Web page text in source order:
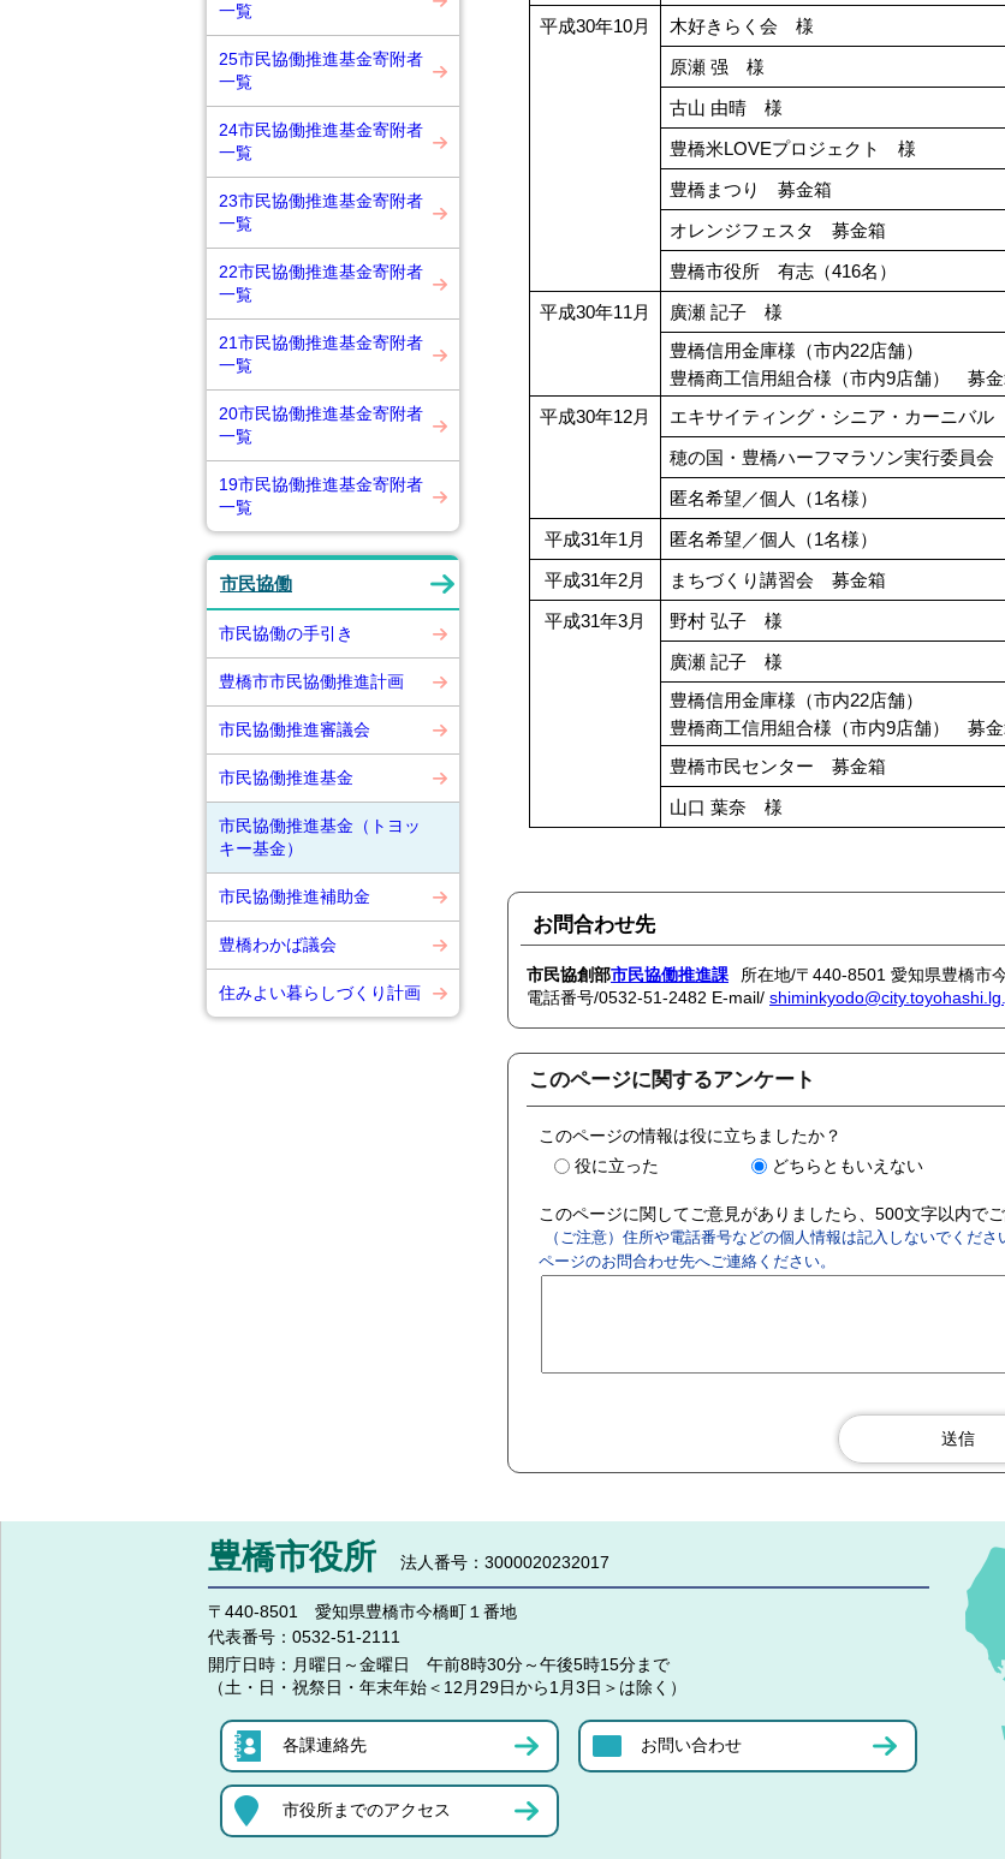
一覧
25市民協働推進基金寄附者
一覧
24市民協働推進基金寄附者
一覧
23市民協働推進基金寄附者
一覧
22市民協働推進基金寄附者
一覧
21市民協働推進基金寄附者
一覧
20市民協働推進基金寄附者
一覧
19市民協働推進基金寄附者
一覧
市民協働
市民協働の手引き
豊橋市市民協働推進計画
市民協働推進審議会
市民協働推進基金
市民協働推進基金（トヨッ
キー基金）
市民協働推進補助金
豊橋わかば議会
住みよい暮らしづくり計画
平成30年10月
木好きらく会 様
原瀬 强 様
古山 由晴 様
豊橋米LOVEプロジェクト 様
豊橋まつり 募金箱
オレンジフェスタ 募金箱
豊橋市役所 有志（416名）
平成30年11月
廣瀬 記子 様
豊橋信用金庫様（市内22店舗）
豊橋商工信用組合様（市内9店舗） 募
平成30年12月 エキサイティング・シニア・カーニバ
穂の国・豊橋ハーフマラソン実行委員
匿名希望／個人（1名様）
平成31年1月
匿名希望／個人（1名様）
平成31年2月
まちづくり講習会 募金箱
平成31年3月
野村 弘子 様
廣瀬 記子 様
豊橋信用金庫様（市内22店舗）
豊橋商工信用組合様（市内9店舗） 募
豊橋市民センター 募金箱
山口 葉奈 様
お問合わせ先
市民協創部市民協働推進課
所在地/〒440-8501 愛知県豊橋市
電話番号/0532-51-2482 E-mail/
このページに関するアンケート
このページの情報は役に立ちましたか？
役に立った
どちらともいえない
このページに関してご意見がありましたら、500文字以内で
（ご注意）住所や電話番号などの個人情報は記入しないでくだ
ページのお問合わせ先へご連絡ください。
豊橋市役所 法人番号：3000020232017
〒440-8501 愛知県豊橋市今橋町１番地
代表番号： 0532-51-2111
開庁日時： 月曜日～金曜日 午前8時30分～午後5時15分まで
（土・日・祝祭日・年末年始＜12月29日から1月3日＞は除く）
各課連絡先 お問い合わせ
市役所までのアクセス